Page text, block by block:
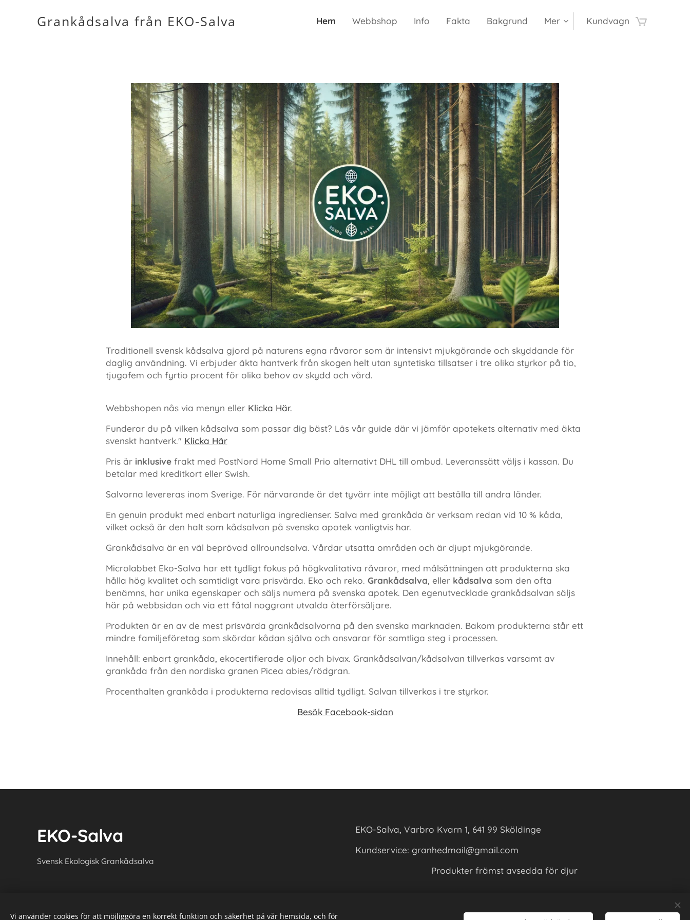
Grankådsalva från EKO-Salva Hem Webbshop Info Fakta Bakgrund Mer Kundvagn
Traditionell svensk kådsalva gjord på naturens egna råvaror som är intensivt mjukgörande och skyddande för
daglig användning. Vi erbjuder äkta hantverk från skogen helt utan syntetiska tillsatser i tre olika styrkor på tio,
tjugofem och fyrtio procent för olika behov av skydd och vård.
Webbshopen nås via menyn eller Klicka Här.
Funderar du på vilken kådsalva som passar dig bäst? Läs vår guide där vi jämför apotekets alternativ med äkta
svenskt hantverk." Klicka Här
Pris är inklusive frakt med PostNord Home Small Prio alternativt DHL till ombud. Leveranssätt väljs i kassan. Du
betalar med kreditkort eller Swish.
Salvorna levereras inom Sverige. För närvarande är det tyvärr inte möjligt att beställa till andra länder.
En genuin produkt med enbart naturliga ingredienser. Salva med grankåda är verksam redan vid 10 % kåda,
vilket också är den halt som kådsalvan på svenska apotek vanligtvis har.
Grankådsalva är en väl beprövad allroundsalva. Vårdar utsatta områden och är djupt mjukgörande.
Microlabbet Eko-Salva har ett tydligt fokus på högkvalitativa råvaror, med målsättningen att produkterna ska
hålla hög kvalitet och samtidigt vara prisvärda. Eko och reko. Grankådsalva, eller kådsalva som den ofta
benämns, har unika egenskaper och säljs numera på svenska apotek. Den egenutvecklade grankådsalvan säljs
här på webbsidan och via ett fåtal noggrant utvalda återförsäljare.
Produkten är en av de mest prisvärda grankådsalvorna på den svenska marknaden. Bakom produkterna står ett
mindre familjeföretag som skördar kådan själva och ansvarar för samtliga steg i processen.
Innehåll: enbart grankåda, ekocertifierade oljor och bivax. Grankådsalvan/kådsalvan tillverkas varsamt av
grankåda från den nordiska granen Picea abies/rödgran.
Procenthalten grankåda i produkterna redovisas alltid tydligt. Salvan tillverkas i tre styrkor.
Besök Facebook-sidan
EKO-Salva
Svensk Ekologisk Grankådsalva
EKO-Salva, Varbro Kvarn 1, 641 99 Sköldinge
Kundservice: granhedmail@gmail.com
Produkter främst avsedda för djur
Vi använder cookies för att möjliggöra en korrekt funktion och säkerhet på vår hemsida, och för